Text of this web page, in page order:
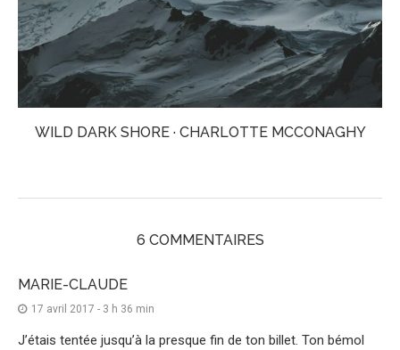
WILD DARK SHORE · CHARLOTTE MCCONAGHY
6 COMMENTAIRES
MARIE-CLAUDE
17 avril 2017 - 3 h 36 min
J’étais tentée jusqu’à la presque fin de ton billet. Ton bémol